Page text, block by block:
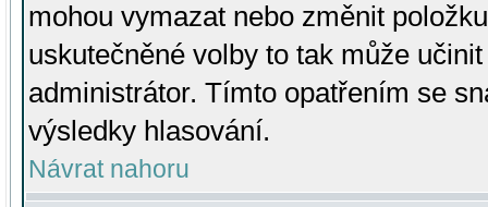
mohou vymazat nebo změnit
uskutečněné volby to tak může
administrátor. Tímto opatřením se
výsledky hlasování.
Návrat nahoru